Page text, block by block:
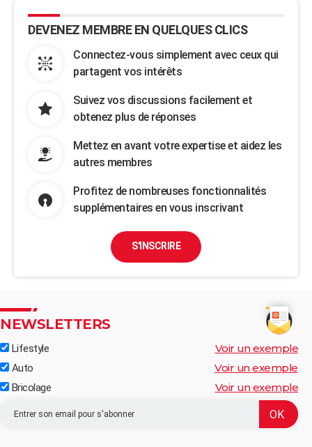
DEVENEZ MEMBRE EN QUELQUES CLICS
Connectez-vous simplement avec ceux qui
partagent vos intérêts
Suivez vos discussions facilement et
obtenez plus de réponses
Mettez en avant votre expertise et aidez les
autres membres
Profitez de nombreuses fonctionnalités
supplémentaires en vous inscrivant
S'INSCRIRE
NEWSLETTERS
Lifestyle Voir un exemple
Auto Voir un exemple
Bricolage Voir un exemple